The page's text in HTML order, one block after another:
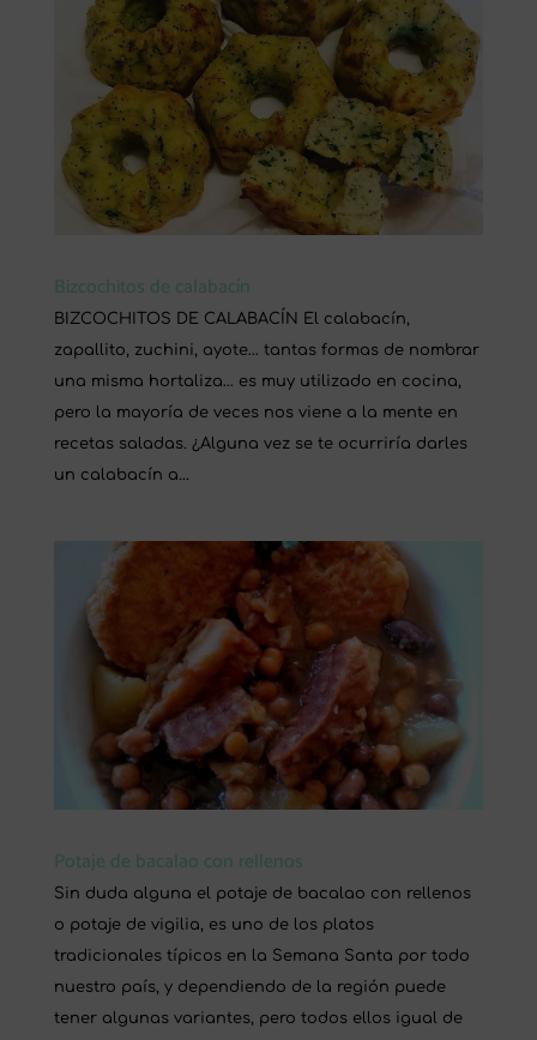
Bizcochitos de calabacín
BIZCOCHITOS DE CALABACÍN El calabacín,
zapallito, zuchini, ayote… tantas formas de nombrar
una misma hortaliza… es muy utilizado en cocina,
pero la mayoría de veces nos viene a la mente en
recetas saladas. ¿Alguna vez se te ocurriría darles
un calabacín a...
Potaje de bacalao con rellenos
Sin duda alguna el potaje de bacalao con rellenos
o potaje de vigilia, es uno de los platos
tradicionales típicos en la Semana Santa por todo
nuestro país, y dependiendo de la región puede
tener algunas variantes, pero todos ellos igual de